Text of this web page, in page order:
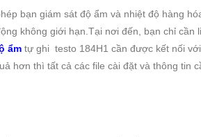
bạn giám sát độ ẩm và nhiệt độ hàng
không giới hạn.Tại nơi đến, bạn chỉ
ẩm tự ghi testo 184H1 cần được kết nối
hơn thì tất cả các file cài đặt và thông